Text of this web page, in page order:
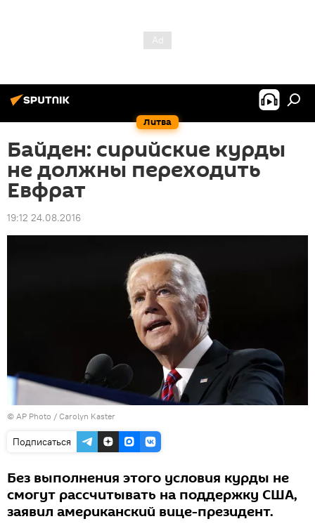
Литва
Байден: сирийские курды
не должны переходить
Евфрат
19:12 24.08.2016
© AP Photo / Carolyn Kaster
Подписаться
Без выполнения этого условия курды не
смогут рассчитывать на поддержку США,
заявил американский вице-президент.